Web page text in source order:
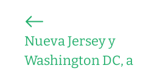
Nueva Jersey y
Washington DC, a